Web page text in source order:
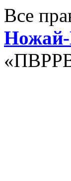
Все